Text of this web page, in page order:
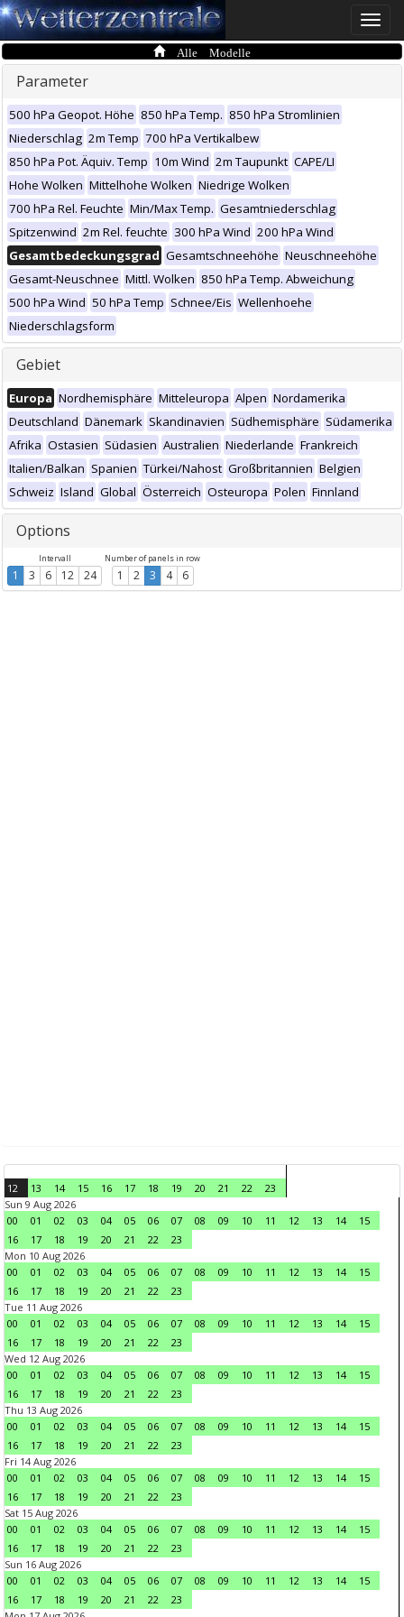
Toggle
Alle Modelle
Parameter
500 hPa Geopot. Höhe 850 hPa Temp. 850 hPa Stromlinien
Niederschlag 2m Temp 700 hPa Vertikalbew
850 hPa Pot. Äquiv. Temp 10m Wind 2m Taupunkt CAPE/LI
Hohe Wolken Mittelhohe Wolken Niedrige Wolken
700 hPa Rel. Feuchte Min/Max Temp. Gesamtniederschlag
Spitzenwind 2m Rel. feuchte 300 hPa Wind 200 hPa Wind
Gesamtbedeckungsgrad Gesamtschneehöhe Neuschneehöhe
Gesamt-Neuschnee Mittl. Wolken 850 hPa Temp. Abweichung
500 hPa Wind 50 hPa Temp Schnee/Eis Wellenhoehe
Niederschlagsform
Gebiet
Europa Nordhemisphäre Mitteleuropa Alpen Nordamerika
Deutschland Dänemark Skandinavien Südhemisphäre Südamerika
Afrika Ostasien Südasien Australien Niederlande Frankreich
Italien/Balkan Spanien Türkei/Nahost Großbritannien Belgien
Schweiz Island Global Österreich Osteuropa Polen Finnland
Options
Intervall
1 3 6 12 24
Number of panels in row
1 2 3 4 6
12 13 14 15 16 17 18 19 20 21 22
23
Sun 9 Aug 2026
00
01 02 03 04 05 06 07 08 09 10 11 12 13 14
15
16
17 18 19 20 21 22
23
Mon 10 Aug 2026
00
01 02 03 04 05 06 07 08 09 10 11 12 13 14
15
16
17 18 19 20 21 22
23
Tue 11 Aug 2026
00
01 02 03 04 05 06 07 08 09 10 11 12 13 14
15
16
17 18 19 20 21 22
23
Wed 12 Aug 2026
00
01 02 03 04 05 06 07 08 09 10 11 12 13 14
15
16
17 18 19 20 21 22
23
Thu 13 Aug 2026
00
01 02 03 04 05 06 07 08 09 10 11 12 13 14
15
16
17 18 19 20 21 22
23
Fri 14 Aug 2026
00
01 02 03 04 05 06 07 08 09 10 11 12 13 14
15
16
17 18 19 20 21 22
23
Sat 15 Aug 2026
00
01 02 03 04 05 06 07 08 09 10 11 12 13 14
15
16
17 18 19 20 21 22
23
Sun 16 Aug 2026
00
01 02 03 04 05 06 07 08 09 10 11 12 13 14
15
16
17 18 19 20 21 22
23